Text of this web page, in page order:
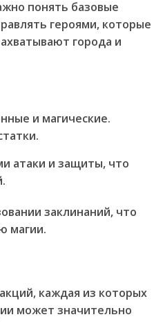
понять базовые
героями, которые
города и
и магические.
атаки и защиты, что
заклинаний, что
магии.
каждая из которых
может значительно